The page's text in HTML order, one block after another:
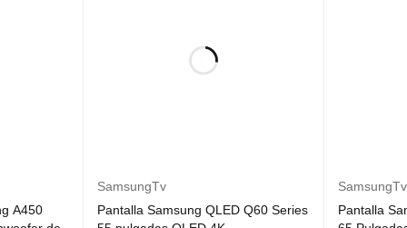
A450
SamsungTv
Pantalla Samsung QLED Q60 Series
SamsungTv
Pantalla